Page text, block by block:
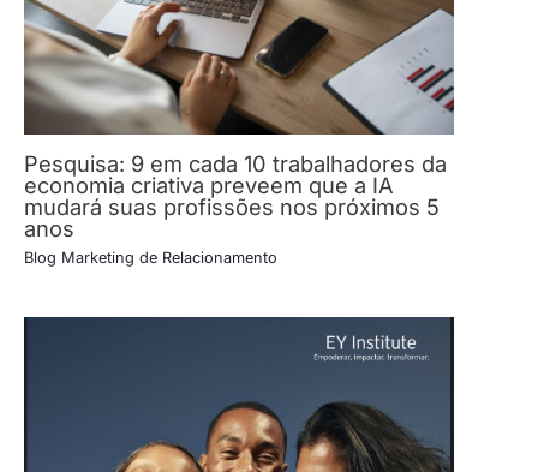
Pesquisa: 9 em cada 10 trabalhadores da
economia criativa preveem que a IA
mudará suas profissões nos próximos 5
anos
Blog Marketing de Relacionamento